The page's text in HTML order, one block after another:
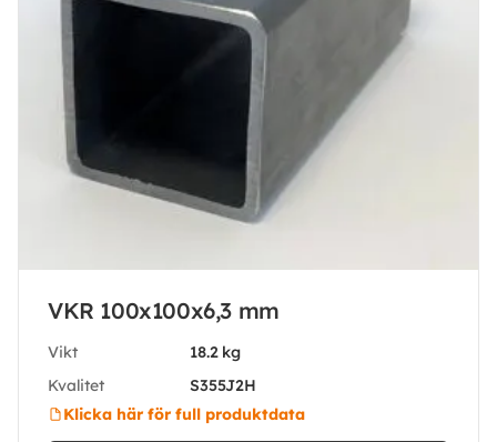
VKR 100x100x6,3 mm
Vikt
18.2 kg
Kvalitet
S355J2H
Klicka här för full produktdata